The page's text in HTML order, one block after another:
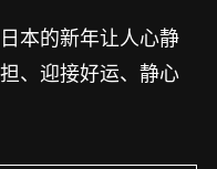
本的新年让人心静
、迎接好运、静心